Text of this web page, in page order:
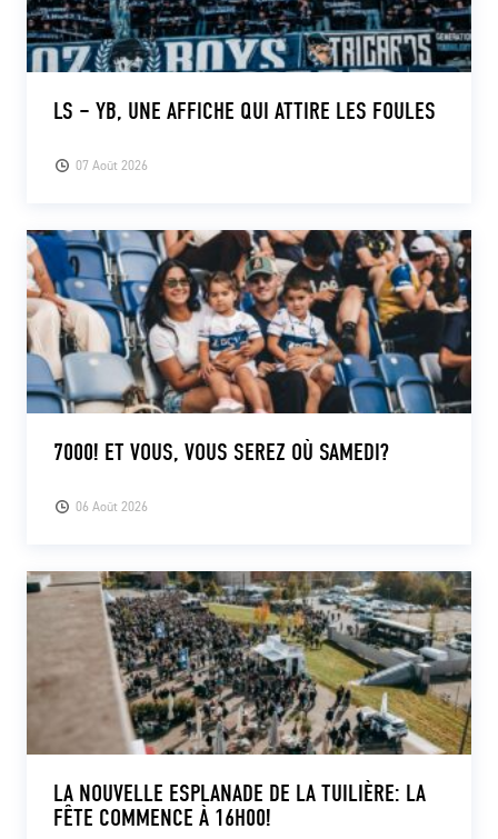
07 Août 2026
LS – YB, UNE AFFICHE QUI ATTIRE LES FOULES
06 Août 2026
7000! ET VOUS, VOUS SEREZ OÙ SAMEDI?
LA NOUVELLE ESPLANADE DE LA TUILIÈRE: LA
FÊTE COMMENCE À 16H00!